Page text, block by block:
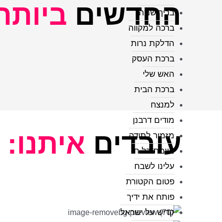
בריך שמה
ברכה למקווה
הדלקת נרות
ברכת העסק
האש שלי
ברכת הבית
למנצח
מודים דרבנן
מזמור לתודה
נשמת כל חי
עלינו לשבח
פטום הקטורת
פותח את ידיך
קדיש על ישראל
החדשים
עובדים איתנו: